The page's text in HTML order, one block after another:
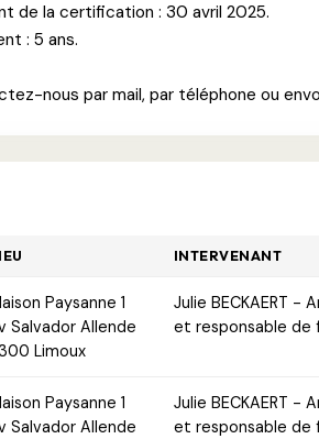
de la certification : 30 avril 2025.
: 5 ans.
nous par mail, par téléphone ou
INTERVENANT
Paysanne 1
Salvador Allende
Limoux
Julie BECKAERT -
et responsable de
Paysanne 1
Salvador Allende
Julie BECKAERT -
et responsable de